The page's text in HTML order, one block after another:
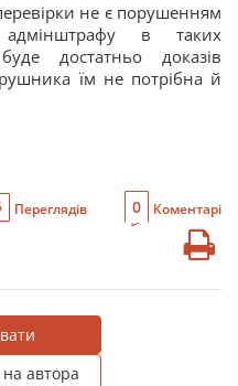
не є порушенням
адмінштрафу в таких
достатньо доказів
їм не потрібна й
Переглядів 0 Коментарі
автора